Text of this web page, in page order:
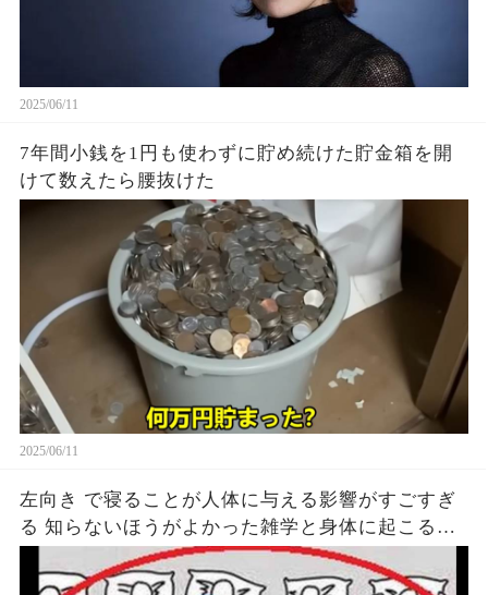
2025/06/11
7年間小銭を1円も使わずに貯め続けた貯金箱を開
けて数えたら腰抜けた
2025/06/11
左向き で寝ることが人体に与える影響がすごすぎ
る 知らないほうがよかった雑学と身体に起こる現
象がヤバい… 驚くべき 大人の 面白いけど知ると後
悔